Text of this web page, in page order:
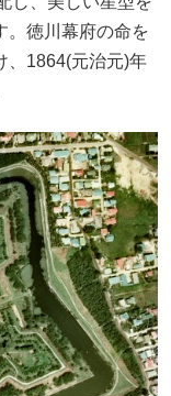
。徳川幕府の命を
、1864(元治元)年